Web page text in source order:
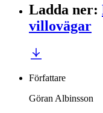
Ladda ner:
villovägar
Författare
Göran Albinsson